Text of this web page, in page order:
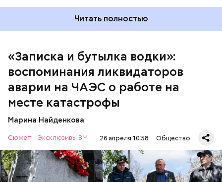
Читать полностью
«Записка и бутылка водки»:
воспоминания ликвидаторов
аварии на ЧАЭС о работе на
месте катастрофы
Марина Найденкова
Сюжет: Эксклюзивы ВМ 26 апреля 10:58 Общество
— Об аварии я узнал 26 апреля, когда нас подняли
транспорт. Привезли в полк. Построились. Сказали,
что произошло. Создали мобильный отряд. Через
несколько часов мы направились в сторону
Чернобыля, — вспоминает Макеев.